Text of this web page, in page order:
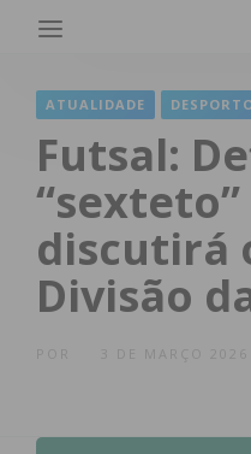
ATUALIDADE
Futsal:
discutirá
Divisão
3 DE MARÇO 2026